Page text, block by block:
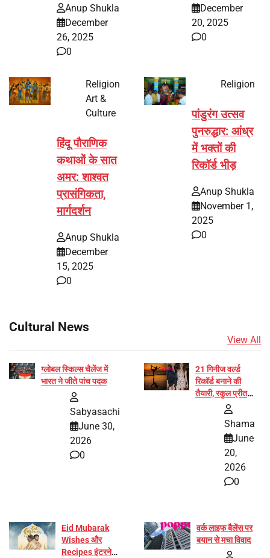
Anup Shukla
December
26, 2025
0
December
20, 2025
0
Religion
Art &
Culture
हिंदू पौराणिक
कथाओं के सात
अमर: शाश्वत
प्रासंगिकता,
मार्गदर्शन
Anup Shukla
December
15, 2025
0
Religion
पांडुरंग उत्सव
पुनरुद्धार: आंध्र
में भक्तों की
रिकॉर्ड भीड़
Anup Shukla
November 1,
2025
0
Cultural News
View All
ग्लोबल स्किल्स चैलेंज में
भारत ने जीते पांच पदक
Sabyasachi
June 30,
2026
0
21 गिनीज वर्ल्ड
रिकॉर्ड बनाने की
तैयारी, रकुल प्रीत
और प्रज्ञा जायसवाल
Shama
June
20,
2026
0
Eid Mubarak
Wishes और
Recipes इंटरनेट
वर्क लाइफ बैलेंस पर
बयान से मचा विवाद